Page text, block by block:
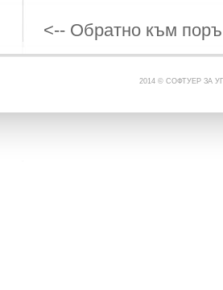
<-- Обратно към
2014 © СОФТУЕР ЗА